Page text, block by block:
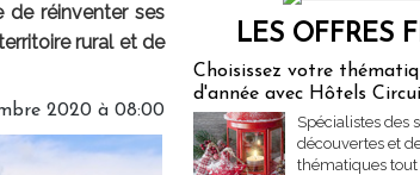
réinventer ses
rural et de
2020 à 08:00
LES OFFRES
Choisissez votre
d'année avec Hôtels
Spécialistes des
découvertes et
thématiques